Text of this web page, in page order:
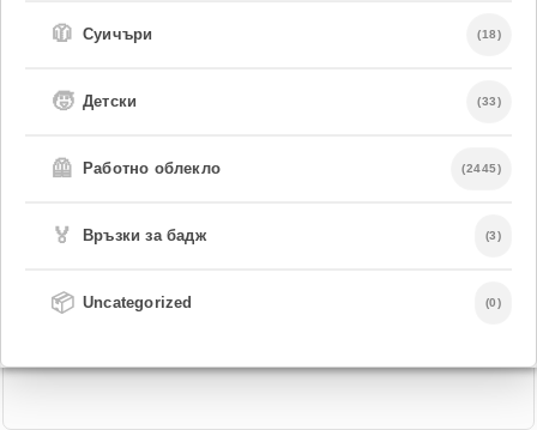
🧥 Суичъри (18)
🧒 Детски (33)
🦺 Работно облекло (2445)
🏅 Връзки за бадж (3)
📦 Uncategorized (0)